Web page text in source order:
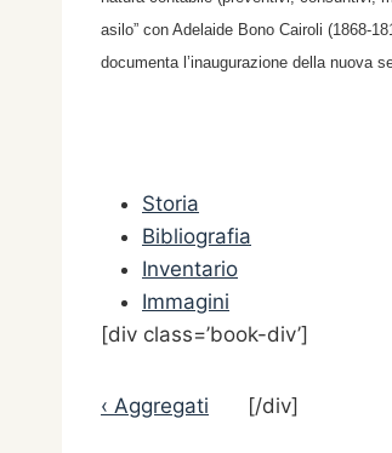
asilo” con Adelaide Bono Cairoli (1868-
documenta l’inaugurazione della nuova
Storia
Bibliografia
Inventario
Immagini
[div class=’book-div’]
‹ Aggregati [/div]